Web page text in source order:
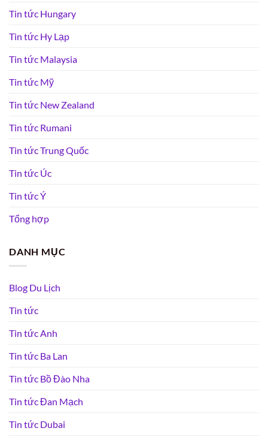
Tin tức Hungary
Tin tức Hy Lạp
Tin tức Malaysia
Tin tức Mỹ
Tin tức New Zealand
Tin tức Rumani
Tin tức Trung Quốc
Tin tức Úc
Tin tức Ý
Tổng hợp
DANH MỤC
Blog Du Lịch
Tin tức
Tin tức Anh
Tin tức Ba Lan
Tin tức Bồ Đào Nha
Tin tức Đan Mạch
Tin tức Dubai